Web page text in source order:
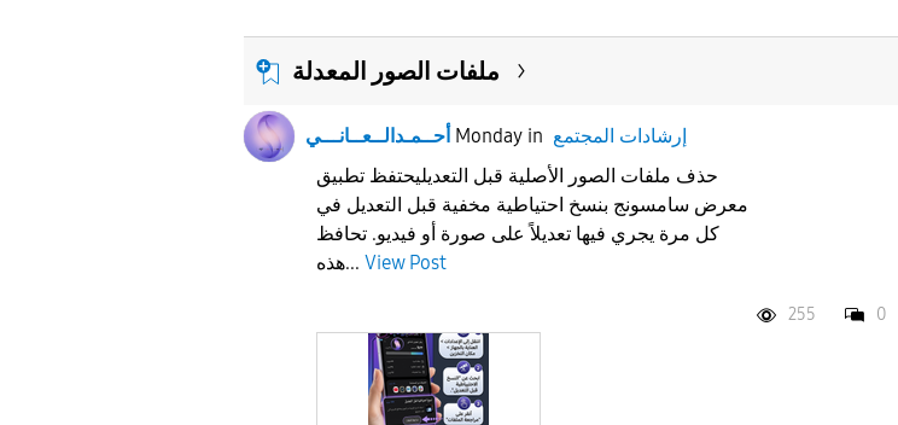
ملفات الصور المعدلة
أحــمـدالــعــانـــي Monday in إرشادات المجتمع
حذف ملفات الصور الأصلية قبل التعديليحتفظ تطبيق
معرض سامسونج بنسخ احتياطية مخفية قبل التعديل في
كل مرة يجري فيها تعديلاً على صورة أو فيديو. تحافظ
هذه... View Post
255 0